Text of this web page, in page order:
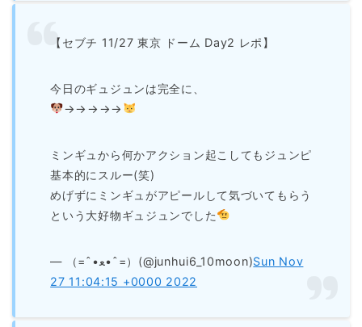
【セブチ 11/27 東京 ドーム Day2 レポ】
今日のギュジュンは完全に、
→→→→→
ミンギュから何かアクション起こしてもジュンピ
基本的にスルー(笑)
めげずにミンギュがアピールして気づいてもらう
という大好物ギュジュンでした
— （=ˆ•ﻌ•ˆ=）(@junhui6_10moon)Sun Nov
27 11:04:15 +0000 2022